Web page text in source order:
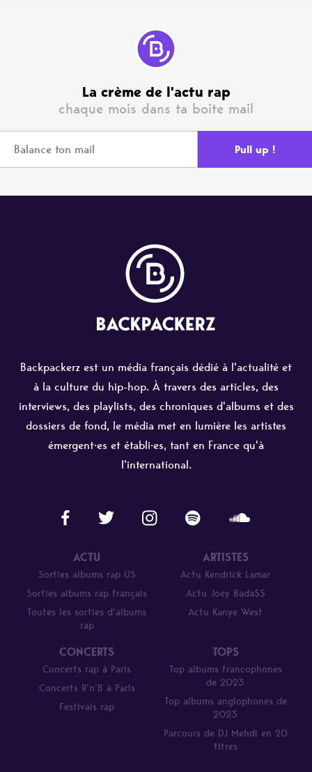
La crème de l'actu rap
chaque mois dans ta boite mail
Backpackerz est un média français dédié à l'actualité et
à la culture du hip-hop. À travers des articles, des
interviews, des playlists, des chroniques d'albums et des
dossiers de fond, le média met en lumière les artistes
émergent·es et établi·es, tant en France qu'à
l'international.
ACTU
Sorties albums rap US
Sorties albums rap français
Toutes les sorties d’albums
rap
ARTISTES
Actu Kendrick Lamar
Actu Joey Bada$$
Actu Kanye West
CONCERTS
Concerts rap à Paris
Concerts R’n’B à Paris
Festivals rap
TOPS
Top albums francophones
de 2023
Top albums anglophones de
2023
Parcours de DJ Mehdi en 20
titres